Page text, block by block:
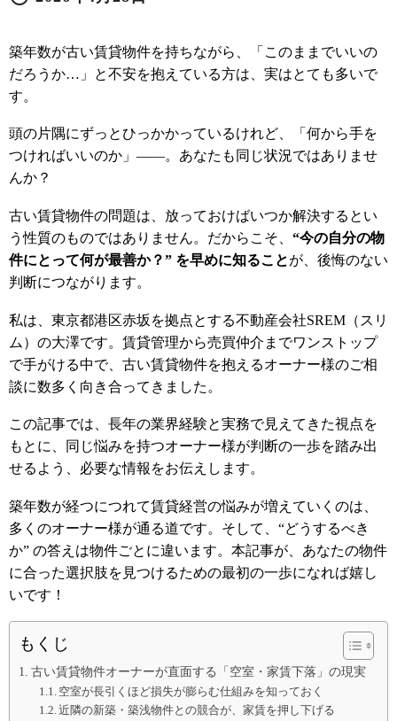
築年数が古い賃貸物件を持ちながら、「このままでいいの
だろうか…」と不安を抱えている方は、実はとても多いで
す。
頭の片隅にずっとひっかかっているけれど、「何から手を
つければいいのか」——。あなたも同じ状況ではありませ
んか？
古い賃貸物件の問題は、放っておけばいつか解決するとい
う性質のものではありません。だからこそ、 “今の自分の物
件にとって何が最善か？” を早めに知ることが、後悔のない
判断につながります。
私は、東京都港区赤坂を拠点とする不動産会社SREM（スリ
ム）の大澤です。賃貸管理から売買仲介までワンストップ
で手がける中で、古い賃貸物件を抱えるオーナー様のご相
談に数多く向き合ってきました。
この記事では、長年の業界経験と実務で見えてきた視点を
もとに、同じ悩みを持つオーナー様が判断の一歩を踏み出
せるよう、必要な情報をお伝えします。
築年数が経つにつれて賃貸経営の悩みが増えていくのは、
多くのオーナー様が通る道です。そして、“どうするべき
か” の答えは物件ごとに違います。本記事が、あなたの物件
に合った選択肢を見つけるための最初の一歩になれば嬉し
いです！
もくじ
古い賃貸物件オーナーが直面する「空室・家賃下落」の現実
空室が長引くほど損失が膨らむ仕組みを知っておく
近隣の新築・築浅物件との競合が、家賃を押し下げる